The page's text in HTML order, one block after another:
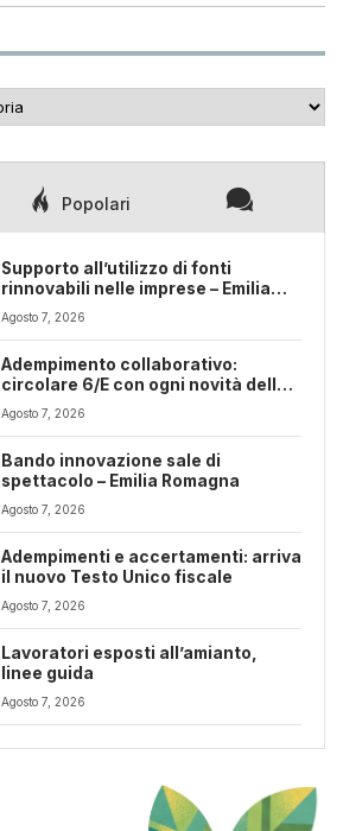
era:
è:
Popolari
Supporto all’utilizzo di fonti
rinnovabili nelle imprese – Emilia
Romagna
Agosto 7, 2026
Adempimento collaborativo:
circolare 6/E con ogni novità della
riforma fiscale
Agosto 7, 2026
Bando innovazione sale di
spettacolo – Emilia Romagna
Agosto 7, 2026
Adempimenti e accertamenti: arriva
il nuovo Testo Unico fiscale
Agosto 7, 2026
Lavoratori esposti all’amianto,
linee guida
Agosto 7, 2026